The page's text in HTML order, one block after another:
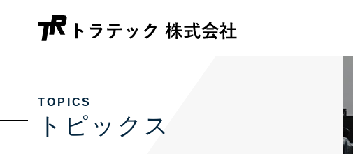
TOPICS
トピックス